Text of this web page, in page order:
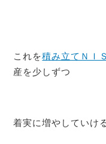
これを積み立てＮＩ
産を少しずつ
着実に増やしていけ